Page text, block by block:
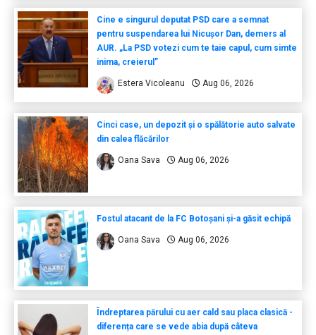
Cine e singurul deputat PSD care a semnat
pentru suspendarea lui Nicușor Dan, demers al
AUR. „La PSD votezi cum te taie capul, cum simte
inima, creierul”
Estera Vicoleanu Aug 06, 2026
Cinci case, un depozit și o spălătorie auto salvate
din calea flăcărilor
Oana Sava Aug 06, 2026
Fostul atacant de la FC Botoșani și-a găsit echipă
Oana Sava Aug 06, 2026
Îndreptarea părului cu aer cald sau placa clasică -
diferența care se vede abia după câteva